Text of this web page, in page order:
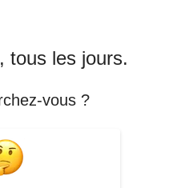
tous les jours.
vous ?